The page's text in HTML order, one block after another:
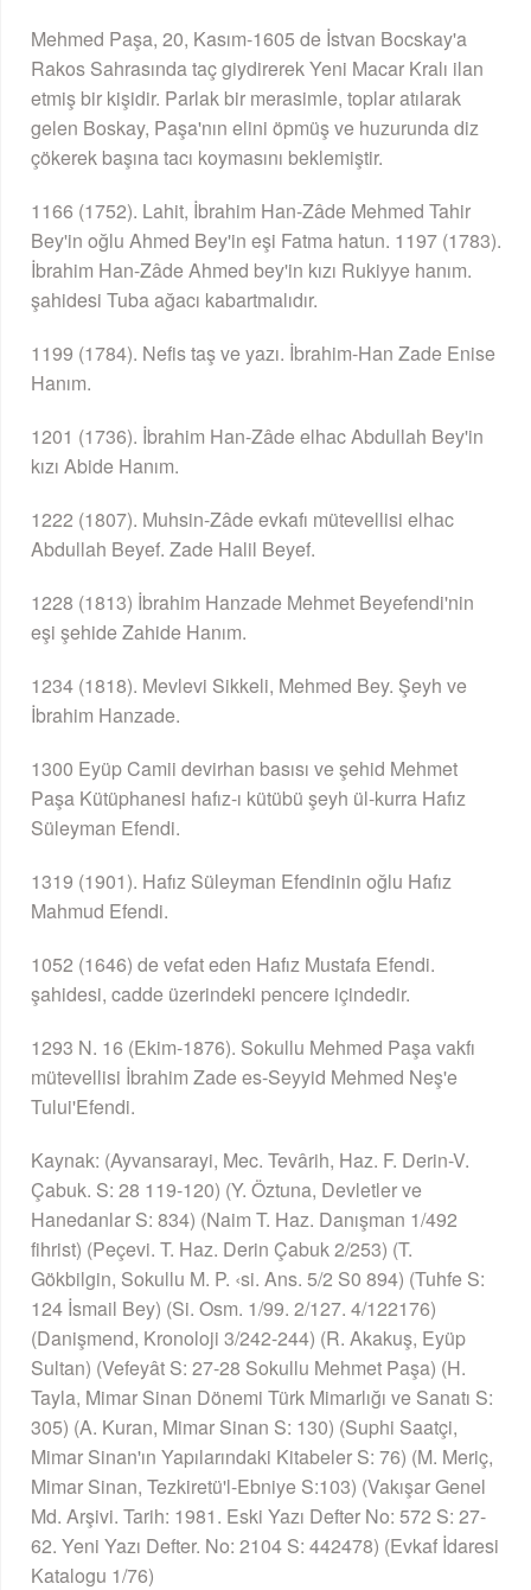
Mehmed Paşa, 20, Kasım-1605 de İstvan Bocskay'a
Rakos Sahrasında taç giydirerek Yeni Macar Kralı ilan
etmiş bir kişidir. Parlak bir merasimle, toplar atılarak
gelen Boskay, Paşa'nın elini öpmüş ve huzurunda diz
çökerek başına tacı koymasını beklemiştir.
1166 (1752). Lahit, İbrahim Han-Zâde Mehmed Tahir
Bey'in oğlu Ahmed Bey'in eşi Fatma hatun. 1197 (1783).
İbrahim Han-Zâde Ahmed bey'in kızı Rukiyye hanım.
şahidesi Tuba ağacı kabartmalıdır.
1199 (1784). Nefis taş ve yazı. İbrahim-Han Zade Enise
Hanım.
1201 (1736). İbrahim Han-Zâde elhac Abdullah Bey'in
kızı Abide Hanım.
1222 (1807). Muhsin-Zâde evkafı mütevellisi elhac
Abdullah Beyef. Zade Halil Beyef.
1228 (1813) İbrahim Hanzade Mehmet Beyefendi'nin
eşi şehide Zahide Hanım.
1234 (1818). Mevlevi Sikkeli, Mehmed Bey. Şeyh ve
İbrahim Hanzade.
1300 Eyüp Camii devirhan basısı ve şehid Mehmet
Paşa Kütüphanesi hafız-ı kütübü şeyh ül-kurra Hafız
Süleyman Efendi.
1319 (1901). Hafız Süleyman Efendinin oğlu Hafız
Mahmud Efendi.
1052 (1646) de vefat eden Hafız Mustafa Efendi.
şahidesi, cadde üzerindeki pencere içindedir.
1293 N. 16 (Ekim-1876). Sokullu Mehmed Paşa vakfı
mütevellisi İbrahim Zade es-Seyyid Mehmed Neş'e
Tului'Efendi.
Kaynak: (Ayvansarayi, Mec. Tevârih, Haz. F. Derin-V.
Çabuk. S: 28 119-120) (Y. Öztuna, Devletler ve
Hanedanlar S: 834) (Naim T. Haz. Danışman 1/492
fihrist) (Peçevi. T. Haz. Derin Çabuk 2/253) (T.
Gökbilgin, Sokullu M. P. ‹si. Ans. 5/2 S0 894) (Tuhfe S:
124 İsmail Bey) (Si. Osm. 1/99. 2/127. 4/122176)
(Danişmend, Kronoloji 3/242-244) (R. Akakuş, Eyüp
Sultan) (Vefeyât S: 27-28 Sokullu Mehmet Paşa) (H.
Tayla, Mimar Sinan Dönemi Türk Mimarlığı ve Sanatı S:
305) (A. Kuran, Mimar Sinan S: 130) (Suphi Saatçi,
Mimar Sinan'ın Yapılarındaki Kitabeler S: 76) (M. Meriç,
Mimar Sinan, Tezkiretü'l-Ebniye S:103) (Vakışar Genel
Md. Arşivi. Tarih: 1981. Eski Yazı Defter No: 572 S: 27-
62. Yeni Yazı Defter. No: 2104 S: 442478) (Evkaf İdaresi
Katalogu 1/76)